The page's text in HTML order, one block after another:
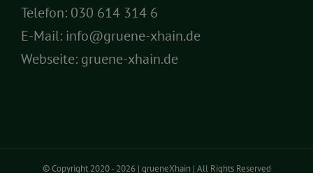
Telefon: 030 614 314 6
E-Mail: info@gruene-xhain.de
Webseite: gruene-xhain.de
© Copyright 2020 - 2026 | grueneXhain | All Rights Reserved